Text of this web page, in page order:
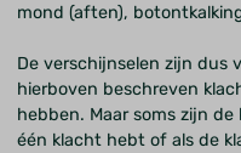
mond (aften),
De verschijnselen zijn dus
hierboven beschreven
hebben. Maar soms zijn
één klacht hebt of als de